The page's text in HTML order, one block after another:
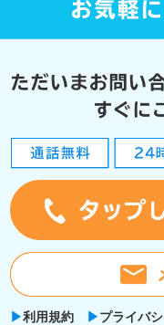
利用規約 プライバ